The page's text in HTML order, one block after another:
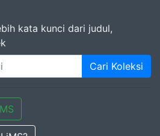
kata kunci dari judul,
Cari Koleksi